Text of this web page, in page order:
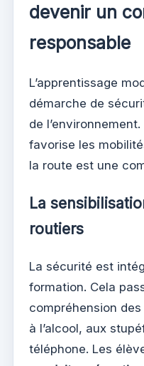
devenir un
responsable
L’apprentissage
démarche de
de
favorise les
la route est une
La
routiers
La sécurité est
formation. Cela
compréhension
à l’alcool, aux
téléphone. Les